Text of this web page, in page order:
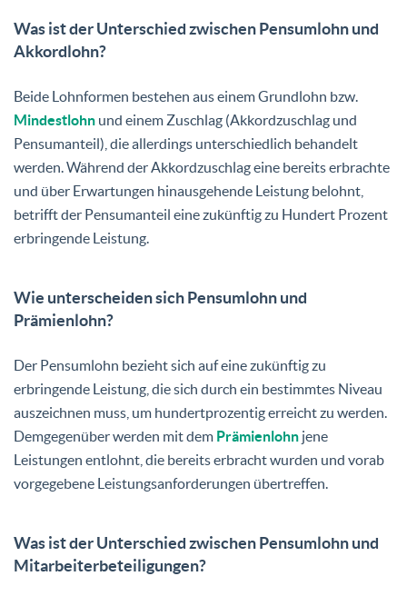
Was ist der Unterschied zwischen Pensumlohn und
Akkordlohn?
Beide Lohnformen bestehen aus einem Grundlohn bzw.
Mindestlohn und einem Zuschlag (Akkordzuschlag und
Pensumanteil), die allerdings unterschiedlich behandelt
werden. Während der Akkordzuschlag eine bereits erbrachte
und über Erwartungen hinausgehende Leistung belohnt,
betrifft der Pensumanteil eine zukünftig zu Hundert Prozent
erbringende Leistung.
Wie unterscheiden sich Pensumlohn und
Prämienlohn?
Der Pensumlohn bezieht sich auf eine zukünftig zu
erbringende Leistung, die sich durch ein bestimmtes Niveau
auszeichnen muss, um hundertprozentig erreicht zu werden.
Demgegenüber werden mit dem Prämienlohn jene
Leistungen entlohnt, die bereits erbracht wurden und vorab
vorgegebene Leistungsanforderungen übertreffen.
Was ist der Unterschied zwischen Pensumlohn und
Mitarbeiterbeteiligungen?